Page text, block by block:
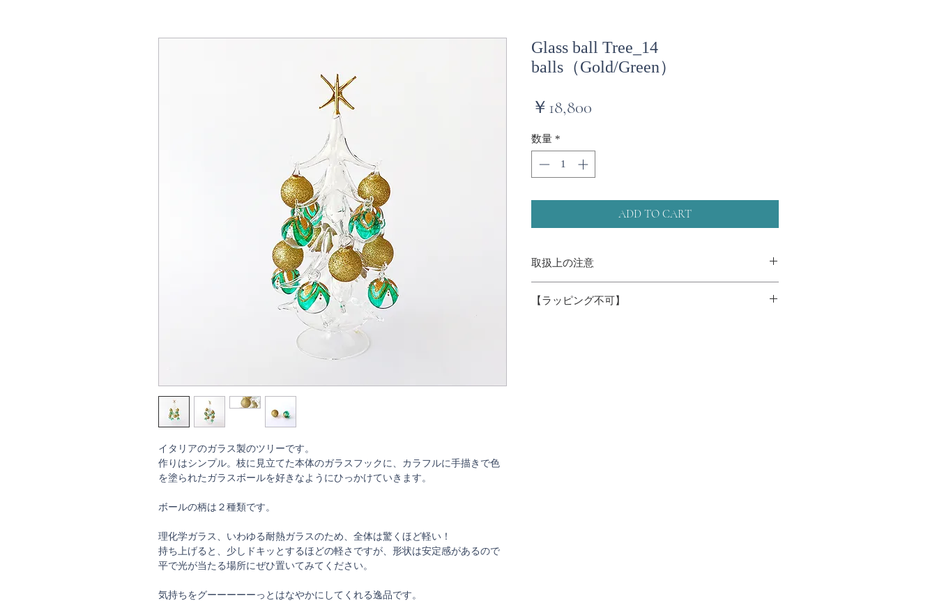
イタリアのガラス製のツリーです。
作りはシンプル。枝に見立てた本体のガラスフックに、カラフルに手描きで色
を塗られたガラスボールを好きなようにひっかけていきます。
ボールの柄は２種類です。
理化学ガラス、いわゆる耐熱ガラスのため、全体は驚くほど軽い！
持ち上げると、少しドキッとするほどの軽さですが、形状は安定感があるので
平で光が当たる場所にぜひ置いてみてください。
気持ちをグーーーーーっとはなやかにしてくれる逸品です。
Glass ball Tree_14
balls（Gold/Green）
￥18,800
数量 *
ADD TO CART
取扱上の注意
度差は避けてください
【ラッピング不可】